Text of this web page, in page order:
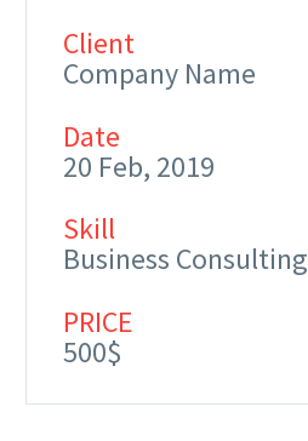
Client
Company Name
Date
20 Feb, 2019
Skill
Business Consulting
PRICE
500$